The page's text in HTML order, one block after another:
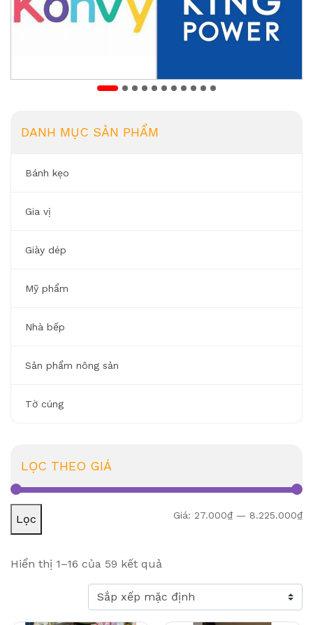
DANH MỤC SẢN PHẨM
Bánh kẹo
Gia vị
Giày dép
Mỹ phẩm
Nhà bếp
Sản phẩm nông sản
Tờ cúng
LỌC THEO GIÁ
Lọc Giá: 27.000₫ — 8.225.000₫
Hiển thị 1–16 của 59 kết quả